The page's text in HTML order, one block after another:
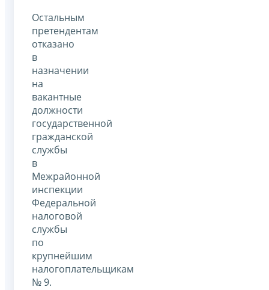
Остальным
претендентам
отказано
в
назначении
на
вакантные
должности
государственной
гражданской
службы
в
Межрайонной
инспекции
Федеральной
налоговой
службы
по
крупнейшим
налогоплательщикам
№ 9.